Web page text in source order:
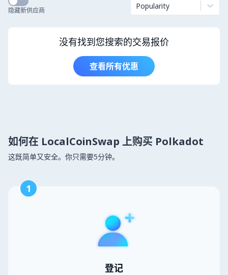
隐藏新供应商 Popularity
没有找到您搜索的交易报价
查看所有优惠
如何在 LocalCoinSwap 上购买 Polkadot
这既简单又安全。你只需要5分钟。
1
登记